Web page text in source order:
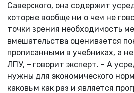
Саверского, она содержит
которые вообще ни о чем не
точки зрения необходимость
вмешательства оценивается
прописанными в учебниках, а
ЛПУ, – говорит эксперт. – А
нужны для экономического
каковым как раз и является